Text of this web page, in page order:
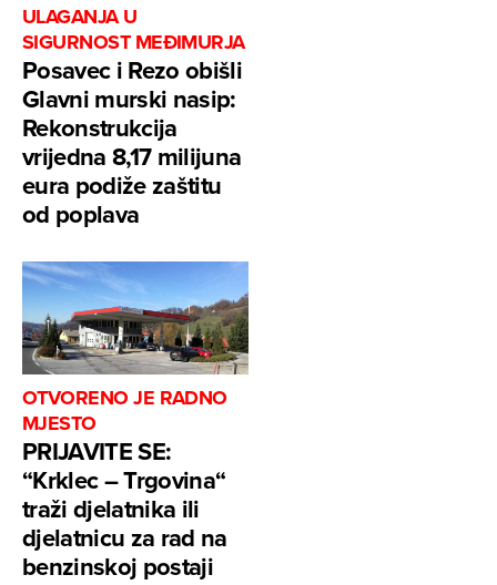
ULAGANJA U
SIGURNOST MEĐIMURJA
Posavec i Rezo obišli
Glavni murski nasip:
Rekonstrukcija
vrijedna 8,17 milijuna
eura podiže zaštitu
od poplava
OTVORENO JE RADNO
MJESTO
PRIJAVITE SE:
“Krklec – Trgovina“
traži djelatnika ili
djelatnicu za rad na
benzinskoj postaji